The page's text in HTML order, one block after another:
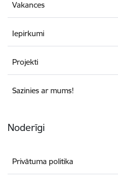
Vakances
Iepirkumi
Projekti
Sazinies ar mums!
Noderīgi
Privātuma politika